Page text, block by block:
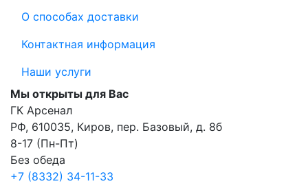
О способах доставки
Контактная информация
Наши услуги
Мы открыты для Вас
ГК Арсенал
РФ, 610035, Киров, пер. Базовый, д. 8б
8-17 (Пн-Пт)
Без обеда
+7 (8332) 34-11-33